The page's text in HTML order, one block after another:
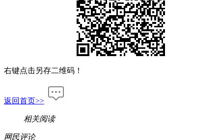
右键点击另存二维码！
返回首页>>
相关阅读
网民评论